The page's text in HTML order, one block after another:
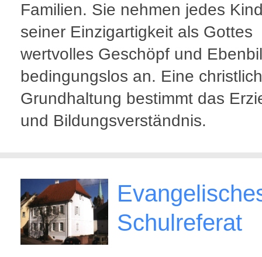
Familien. Sie nehmen jedes
seiner Einzigartigkeit als Gottes
wertvolles Geschöpf und
bedingungslos an. Eine
Grundhaltung bestimmt das
und Bildungsverständnis.
Schulreferat